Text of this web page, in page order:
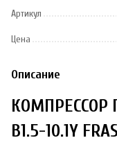
Артикул
Цена
Описание
КОМПРЕССОР
B1.5-10.1Y